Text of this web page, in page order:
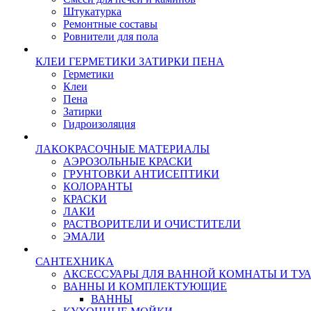
Штукатурка
Ремонтные составы
Ровнители для пола
КЛЕИ ГЕРМЕТИКИ ЗАТИРКИ ПЕНА
Герметики
Клеи
Пена
Затирки
Гидроизоляция
ЛАКОКРАСОЧНЫЕ МАТЕРИАЛЫ
АЭРОЗОЛЬНЫЕ КРАСКИ
ГРУНТОВКИ АНТИСЕПТИКИ
КОЛОРАНТЫ
КРАСКИ
ЛАКИ
РАСТВОРИТЕЛИ И ОЧИСТИТЕЛИ
ЭМАЛИ
САНТЕХНИКА
АКСЕССУАРЫ ДЛЯ ВАННОЙ КОМНАТЫ И
ВАННЫ И КОМПЛЕКТУЮЩИЕ
ВАННЫ